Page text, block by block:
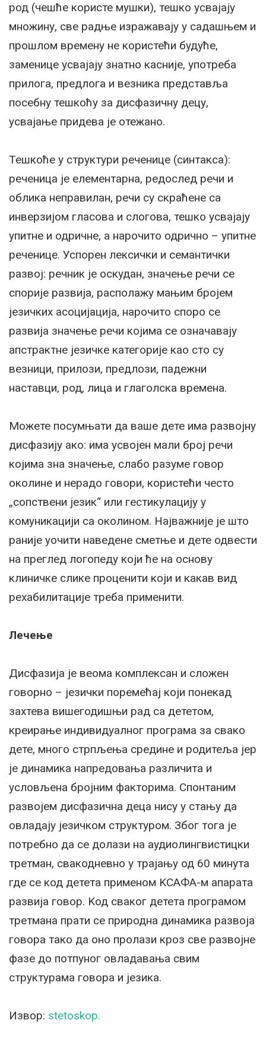
род (чешће користе мушки), тешко усвајају
множину, све радње изражавају у садашњем и
прошлом времену не користећи будуће,
заменице усвајају знатно касније, употреба
прилога, предлога и везника представља
посебну тешкоћу за дисфазичну децу,
усвајање придева је отежано.
Тешкоће у структури реченице (синтакса):
реченица је елементарна, редослед речи и
облика неправилан, речи су скраћене са
инверзијом гласова и слогова, тешко усвајају
упитне и одричне, а нарочито одрично – упитне
реченице. Успорен лексички и семантички
развој: речник је оскудан, значење речи се
спорије развија, располажу мањим бројем
језичких асоцијација, нарочито споро се
развија значење речи којима се означавају
апстрактне језичке категорије као сто су
везници, прилози, предлози, падежни
наставци, род, лица и глаголска времена.
Можете посумњати да ваше дете има развојну
дисфазију ако: има усвојен мали број речи
којима зна значење, слабо разуме говор
околине и нерадо говори, користећи често
„сопствени језик“ или гестикулацију у
комуникацији са околином. Најважније је што
раније уочити наведене сметње и дете одвести
на преглед логопеду који ће на основу
клиничке слике проценити који и какав вид
рехабилитације треба применити.
Лечење
Дисфазија је веома комплексан и сложен
говорно – језички поремећај који понекад
захтева вишегодишњи рад са дететом,
креирање индивидуалног програма за свако
дете, много стрпљења средине и родитеља јер
је динамика напредовања различита и
условљена бројним факторима. Спонтаним
развојем дисфазична деца нису у стању да
овладају језичком структуром. Због тога је
потребно да се долази на аудиолингвистицки
третман, свакодневно у трајању од 60 минута
где се код детета применом KСАФА-м апарата
развија говор. Kод сваког детета програмом
третмана прати се природна динамика развоја
говора тако да оно пролази кроз све развојне
фазе до потпуног овладавања свим
структурама говора и језика.
Извор: stetoskop.